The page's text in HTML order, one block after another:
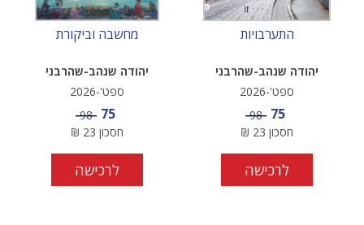
התערבויות
יהודה שנהב-שהרבני
ספט'-2026
מחיר מבצע
75 מחיר
98
חסכון 23
₪
לרכישה
מחשבה וביקורת
יהודה שנהב-שהרבני
ספט'-2026
מחיר מבצע
75 מחיר
98
חסכון 23
₪
לרכישה